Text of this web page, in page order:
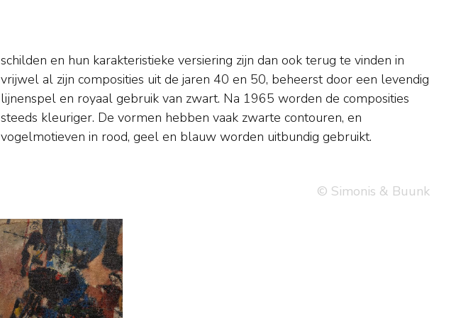
vogelmotieven in rood, geel en blauw worden uitbundig gebruikt.
© Simonis & Buunk